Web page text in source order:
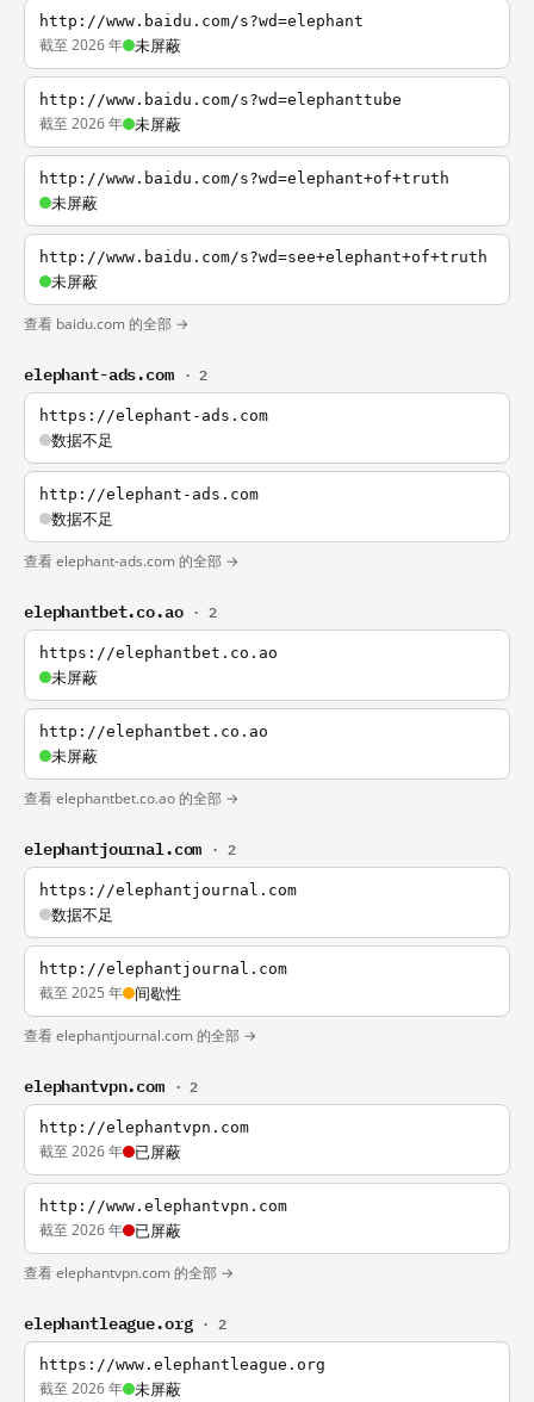
http://www.baidu.com/s?wd=elephant
截至 2026 年 未屏蔽
http://www.baidu.com/s?wd=elephanttube
截至 2026 年 未屏蔽
http://www.baidu.com/s?wd=elephant+of+truth
未屏蔽
http://www.baidu.com/s?wd=see+elephant+of+truth
未屏蔽
查看 baidu.com 的全部 →
elephant-ads.com · 2
https://elephant-ads.com
数据不足
http://elephant-ads.com
数据不足
查看 elephant-ads.com 的全部 →
elephantbet.co.ao · 2
https://elephantbet.co.ao
未屏蔽
http://elephantbet.co.ao
未屏蔽
查看 elephantbet.co.ao 的全部 →
elephantjournal.com · 2
https://elephantjournal.com
数据不足
http://elephantjournal.com
截至 2025 年 间歇性
查看 elephantjournal.com 的全部 →
elephantvpn.com · 2
http://elephantvpn.com
截至 2026 年 已屏蔽
http://www.elephantvpn.com
截至 2026 年 已屏蔽
查看 elephantvpn.com 的全部 →
elephantleague.org · 2
https://www.elephantleague.org
截至 2026 年 未屏蔽